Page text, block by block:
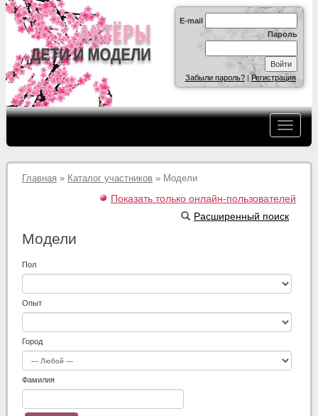
E-mail
Пароль
Забыли пароль?|Регистрация
Главная » Каталог участников » Модели
Показать только онлайн-пользователей
Расширенный поиск
Модели
Пол
Опыт
Город
Фамилия